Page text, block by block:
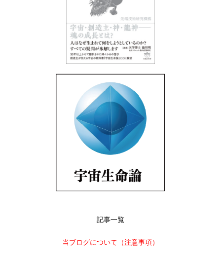
記事一覧
当ブログについて（注意事項）